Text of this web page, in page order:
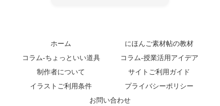
ホーム
にほんご素材帖の教材
コラム-ちょっといい道具
コラム-授業活用アイデア
制作者について
サイトご利用ガイド
イラストご利用条件
プライバシーポリシー
お問い合わせ